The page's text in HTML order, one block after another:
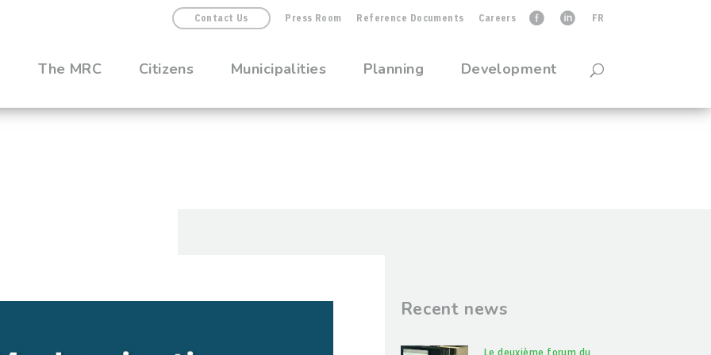
Contact Us Press Room Reference Documents CareersfaceblinkedIn FR
The MRC Citizens Municipalities Planning Development
Recent news
Le deuxième forum du